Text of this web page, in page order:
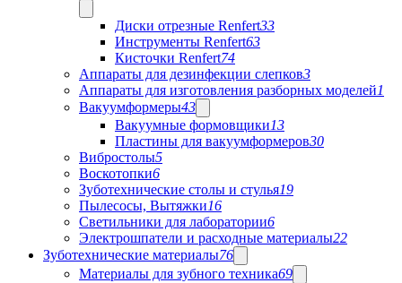
Диски отрезные Renfert33
Инструменты Renfert63
Кисточки Renfert74
Аппараты для дезинфекции слепков3
Аппараты для изготовления разборных моделей1
Вакуумформеры43
Вакуумные формовщики13
Пластины для вакуумформеров30
Вибростолы5
Воскотопки6
Зуботехнические столы и стулья19
Пылесосы, Вытяжки16
Светильники для лаборатории6
Электрошпатели и расходные материалы22
Зуботехнические материалы76
Материалы для зубного техника69